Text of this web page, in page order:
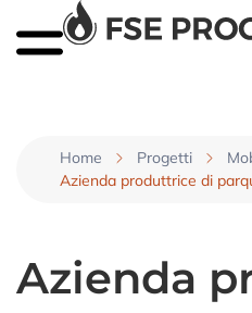
Home Progetti
Azienda produttrice di
Azienda